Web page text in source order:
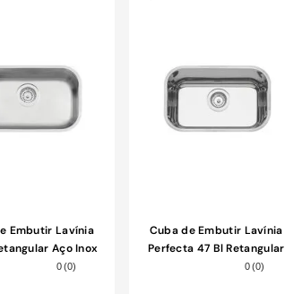
Embutir Lavínia
Aço Inox
com Válvula
0 (0)
Cuba de Embutir Lavínia
Perfecta 47 Bl Retangular
Aço Inox Polido Inox
0(0)